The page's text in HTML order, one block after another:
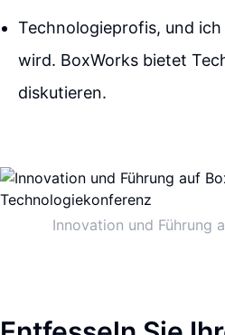
Technologieprofis, und
wird. BoxWorks bietet
diskutieren.
Innovation und Führung